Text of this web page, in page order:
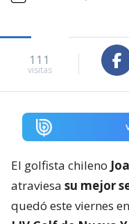
111
visitas
El golfista chileno
atraviesa su mejor
quedó este viernes